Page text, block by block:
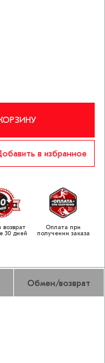
в избранное
30 дней
Оплата при
получении заказа
Обмен/возврат